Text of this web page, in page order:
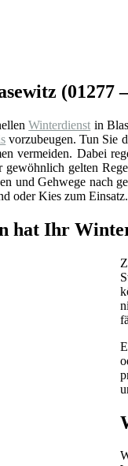
(01277
Winterdienst in
vorzubeugen. Tun Sie
vermeiden. Dabei
gelten
und Gehwege nach
oder Kies zum
hat Ihr